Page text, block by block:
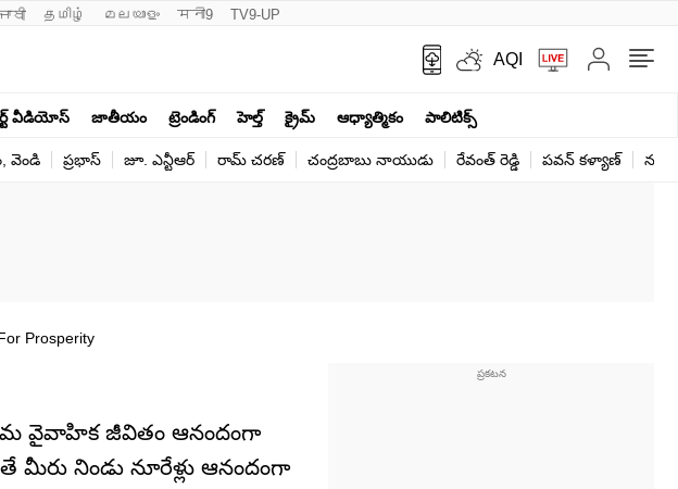
தமிழ் മലയാളം मनी9 TV9-UP
AQI
వీడియోస్ జాతీయం ట్రెండింగ్ హెల్త్‌ క్రైమ్ ఆధ్యాత్మికం పాలిటిక్స్‌
వెండి ప్రభాస్ జూ. ఎన్టీఆర్ రామ్ చ‌ర‌ణ్‌ చంద్రబాబు నాయుడు రేవంత్ రెడ్డి పవన్ కళ్యాణ్
Prosperity
తమ వైవాహిక జీవితం ఆనందంగా
నిండు నూరేళ్లు ఆనందంగా